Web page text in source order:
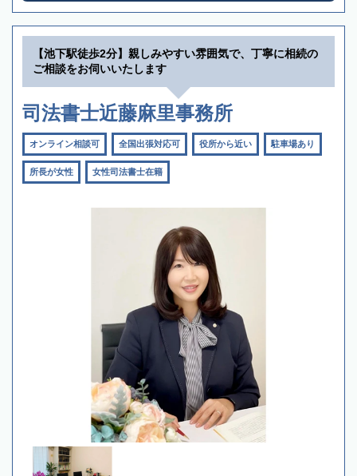
【池下駅徒歩2分】親しみやすい雰囲気で、丁寧に相続の
ご相談をお伺いいたします
司法書士近藤麻里事務所
オンライン相談可 全国出張対応可 役所から近い 駐車場あり
所長が女性 女性司法書士在籍